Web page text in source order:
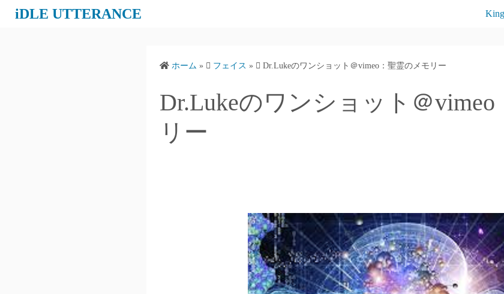
iDLE UTTERANCE
ホーム » フェイス » Dr.Lukeのワンショット＠vimeo：聖霊のメモリー
Dr.Lukeのワンショット＠
リー